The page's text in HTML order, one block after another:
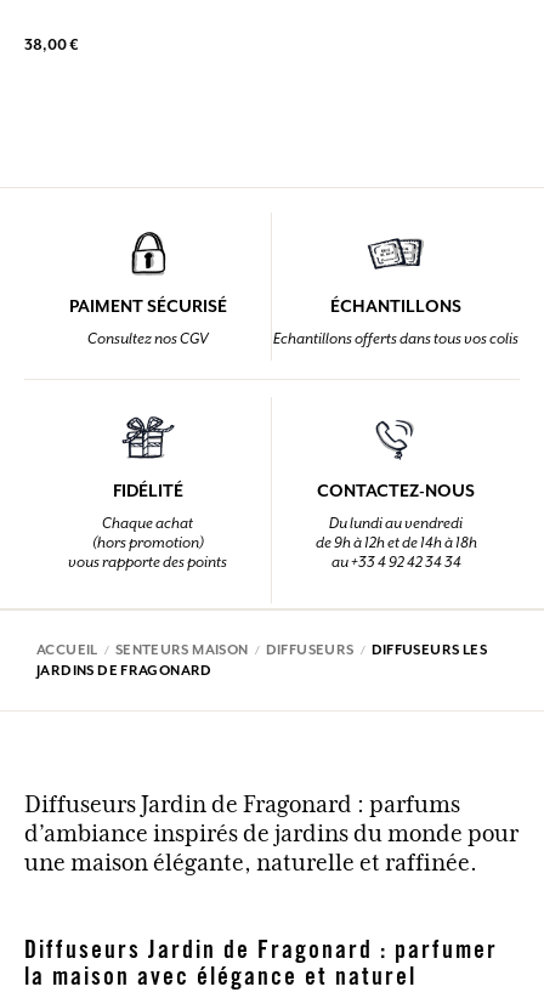
38,00 €
PAIMENT SÉCURISÉ
Consultez nos CGV
ÉCHANTILLONS
Echantillons offerts dans tous vos colis
FIDÉLITÉ
Chaque achat
(hors promotion)
vous rapporte des points
CONTACTEZ-NOUS
Du lundi au vendredi
de 9h à 12h et de 14h à 18h
au +33 4 92 42 34 34
ACCUEIL SENTEURS MAISON DIFFUSEURS
DIFFUSEURS LES
JARDINS DE FRAGONARD
Diffuseurs Jardin de Fragonard : parfums
d’ambiance inspirés de jardins du monde pour
une maison élégante, naturelle et raffinée.
Diffuseurs Jardin de Fragonard : parfumer
la maison avec élégance et naturel